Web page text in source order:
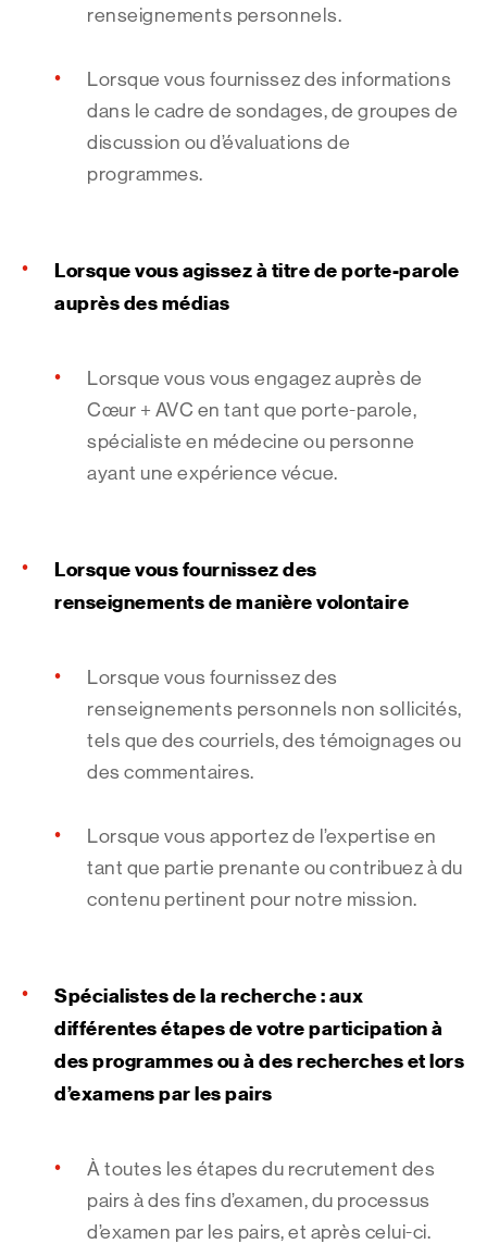
renseignements personnels.
Lorsque vous fournissez des informations
dans le cadre de sondages, de groupes de
discussion ou d’évaluations de
programmes.
Lorsque vous agissez à titre de porte-parole
auprès des médias
Lorsque vous vous engagez auprès de
Cœur + AVC en tant que porte-parole,
spécialiste en médecine ou personne
ayant une expérience vécue.
Lorsque vous fournissez des
renseignements de manière volontaire
Lorsque vous fournissez des
renseignements personnels non sollicités,
tels que des courriels, des témoignages ou
des commentaires.
Lorsque vous apportez de l’expertise en
tant que partie prenante ou contribuez à du
contenu pertinent pour notre mission.
Spécialistes de la recherche : aux
différentes étapes de votre participation à
des programmes ou à des recherches et lors
d’examens par les pairs
À toutes les étapes du recrutement des
pairs à des fins d’examen, du processus
d’examen par les pairs, et après celui-ci.